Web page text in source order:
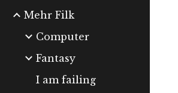
Mehr Filk
Computer
Fantasy
I am failing